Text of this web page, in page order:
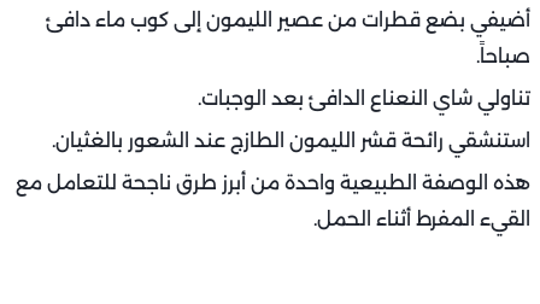
أضيفي بضع قطرات من عصير الليمون إلى كوب ماء دافئ
صباحاً.
تناولي شاي النعناع الدافئ بعد الوجبات.
استنشقي رائحة قشر الليمون الطازج عند الشعور بالغثيان.
هذه الوصفة الطبيعية واحدة من أبرز طرق ناجحة للتعامل مع
القيء المفرط أثناء الحمل.